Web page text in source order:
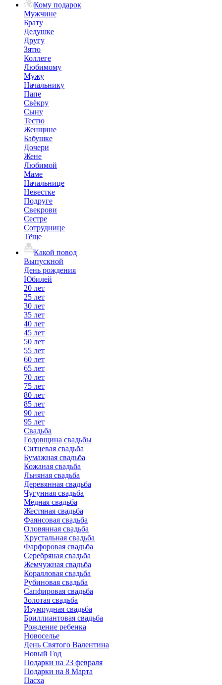
Кому подарок
Мужчине
Брату
Дедушке
Другу
Зятю
Коллеге
Любимому
Мужу
Начальнику
Папе
Свёкру
Сыну
Тестю
Женщине
Бабушке
Дочери
Жене
Любимой
Маме
Начальнице
Невестке
Подруге
Свекрови
Сестре
Сотруднице
Тёще
Какой повод
Выпускной
День рождения
Юбилей
20 лет
25 лет
30 лет
35 лет
40 лет
45 лет
50 лет
55 лет
60 лет
65 лет
70 лет
75 лет
80 лет
85 лет
90 лет
95 лет
Свадьба
Годовщина свадьбы
Ситцевая свадьба
Бумажная свадьба
Кожаная свадьба
Льняная свадьба
Деревянная свадьба
Чугунная свадьба
Медная свадьба
Жестяная свадьба
Фаянсовая свадьба
Оловянная свадьба
Хрустальная свадьба
Фарфоровая свадьба
Серебряная свадьба
Жемчужная свадьба
Коралловая свадьба
Рубиновая свадьба
Сапфировая свадьба
Золотая свадьба
Изумрудная свадьба
Бриллиантовая свадьба
Рождение ребенка
Новоселье
День Святого Валентина
Новый Год
Подарки на 23 февраля
Подарки на 8 Марта
Пасха